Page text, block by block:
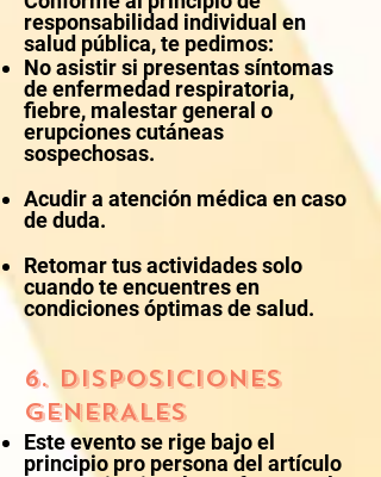
responsabilidad individual en
salud pública, te pedimos:
No asistir si presentas síntomas
de enfermedad respiratoria,
fiebre, malestar general o
erupciones cutáneas
sospechosas.
Acudir a atención médica en caso
de duda.
Retomar tus actividades solo
cuando te encuentres en
condiciones óptimas de salud.
6. DISPOSICIONES
GENERALES
Este evento se rige bajo el
principio pro persona del artículo